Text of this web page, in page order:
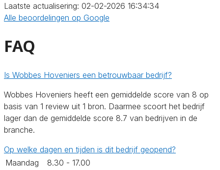
Laatste actualisering: 02-02-2026 16:34:34
Alle beoordelingen op Google
FAQ
Is Wobbes Hoveniers een betrouwbaar bedrijf?
Wobbes Hoveniers heeft een gemiddelde score van 8 op
basis van 1 review uit 1 bron. Daarmee scoort het bedrijf
lager dan de gemiddelde score 8.7 van bedrijven in de
branche.
Op welke dagen en tijden is dit bedrijf geopend?
Maandag
8.30 - 17.00